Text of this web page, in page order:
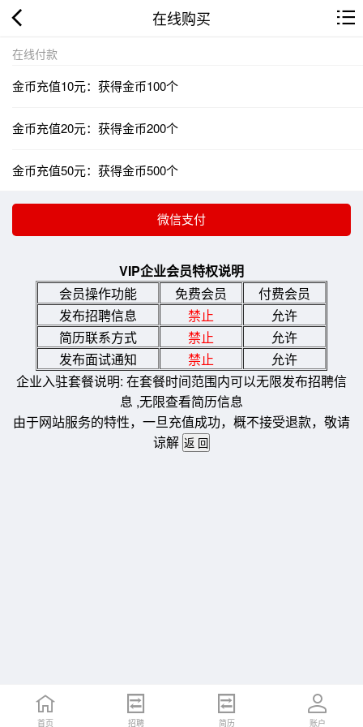
在线购买
在线付款
金币充值10元：获得金币100个
金币充值20元：获得金币200个
金币充值50元：获得金币500个
VIP企业会员特权说明
会员操作功能
免费会员
付费会员
发布招聘信息
禁止
允许
简历联系方式
禁止
允许
发布面试通知
禁止
允许
企业入驻套餐说明: 在套餐时间范围内可以无限发布招聘信
息 ,无限查看简历信息
由于网站服务的特性，一旦充值成功，概不接受退款，敬请
谅解
首页 招聘 简历 账户